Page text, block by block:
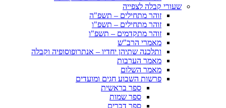
שעורי קבלה לצפייה
זוהר מתחילים – תשפ"ה
זוהר מתחילים – תשפ"ו
זוהר מתקדמים – תשפ"ו
מאמרי הרב"ש
ותלכנה שתיהן יחדיו – אנתרופוסופיה וקבלה
מאמר הערבות
מאמר השלום
פרשות השבוע חגים ומועדים
ספר בראשית
ספר שמות
ספר דברים